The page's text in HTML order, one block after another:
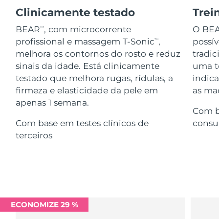
Clinicamente testado
BEARTM, com microcorrente
profissional e massagem T-SonicTM,
melhora os contornos do rosto e reduz
sinais da idade. Está clinicamente
testado que melhora rugas, rídulas, a
firmeza e elasticidade da pele em
apenas 1 semana.
Com base em testes clínicos de
terceiros
O
uma
as
Com
ECONOMIZE 29 %
Advanced pore care essentials
Serum
For healthy hair
issa™ Teeth Whitening Gel
18% PAP
Cosméticos Homens
Comprar todos
FOREO APP
Itália Entrega prevista 8/10/26
Japão Entrega prevista 8/13/26
Jersey Entrega prevista 8/15/26
8/12/26
Kuwait
Lituânia